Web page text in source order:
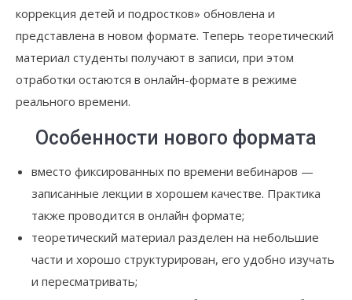
коррекция детей и подростков» обновлена и
представлена в новом формате. Теперь теоретический
материал студенты получают в записи, при этом
отработки остаются в онлайн-формате в режиме
реального времени.
Особенности нового формата
вместо фиксированных по времени вебинаров —
записанные лекции в хорошем качестве. Практика
также проводится в онлайн формате;
теоретический материал разделен на небольшие
части и хорошо структурирован, его удобно изучать
и пересматривать;